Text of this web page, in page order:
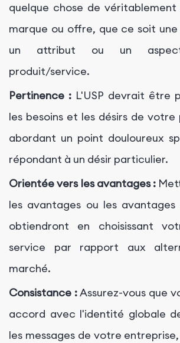
quelque chose de
marque ou offre, que ce soit
un attribut ou un
produit/service.
Pertinence : L'USP devrait être
les besoins et les désirs de votre
abordant un point douloureux
répondant à un désir particulier.
Orientée vers les avantages :
les avantages ou les
obtiendront en choisissant
service par rapport aux
marché.
Consistance :Assurez-vous que
accord avec l'identité globale
les messages de votre